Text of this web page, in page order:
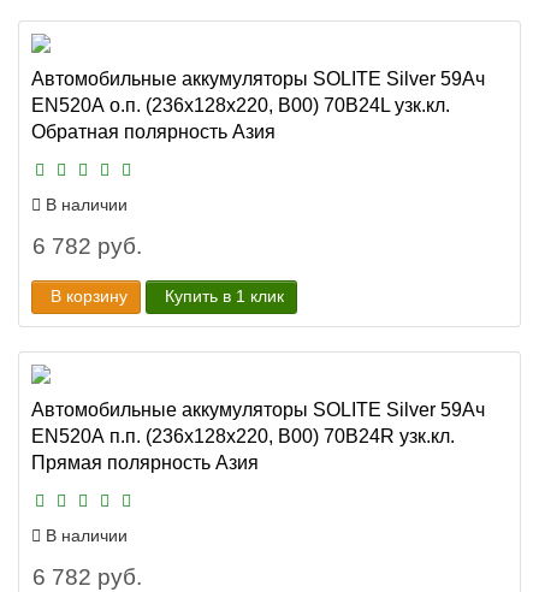
Автомобильные аккумуляторы SOLITE Silver 59Ач
EN520А о.п. (236х128х220, B00) 70B24L узк.кл.
Обратная полярность Азия
В наличии
6 782 руб.
В корзину Купить в 1 клик
Автомобильные аккумуляторы SOLITE Silver 59Ач
EN520А п.п. (236х128х220, B00) 70B24R узк.кл.
Прямая полярность Азия
В наличии
6 782 руб.